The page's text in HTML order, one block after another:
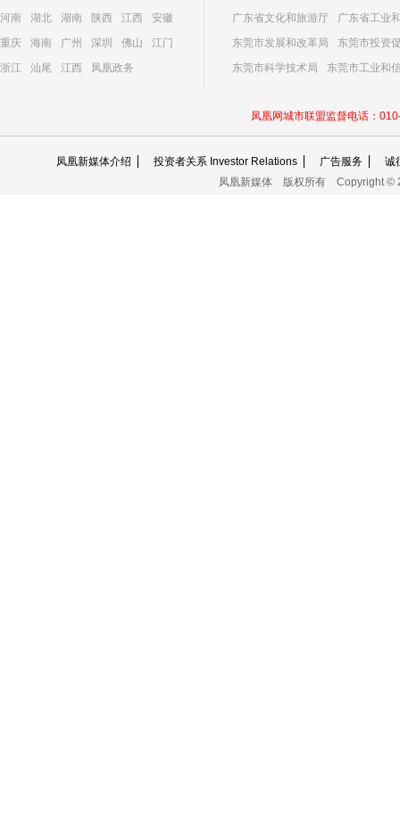
河南
湖北 湖南 陕西 江西
安徽
重庆
海南 广州 深圳 佛山
江门
浙江
汕尾 江西 凤凰政务
广东省文化和旅游厅
广东省工业
东莞市发展和改革局
东莞市投资
东莞市科学技术局
东莞市工业和
凤凰网城市联盟监督电话：
凤凰新媒体介绍 投资者关系 Investor Relations 广告服务
诚
凤凰新媒体
版权所有 Copyright ©